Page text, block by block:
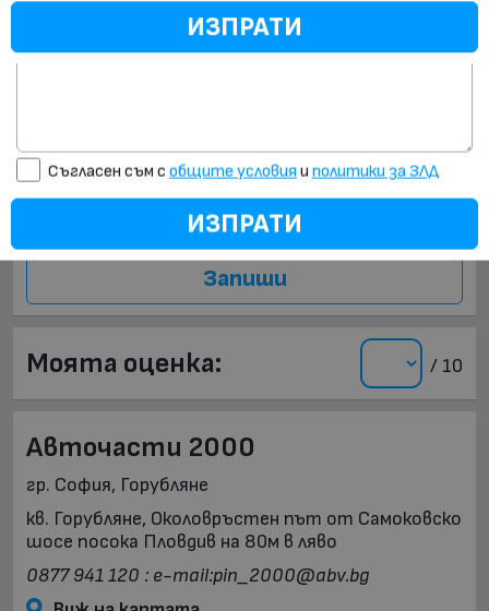
Съгласен съм с общите условия и политики за ЗЛД
ИЗПРАТИ
ИЗПРАТИ
ГРАЖДАНСКА ОТГОВОРНОСТ
Виж цените!
Запиши
Моята оценка: / 10
Авточасти 2000
гр. София, Горубляне
кв. Горубляне, Околовръстен път от Самоковско
шосе посока Пловдив на 80м в ляво
0877 941 120 : e-mail:pin_2000@abv.bg